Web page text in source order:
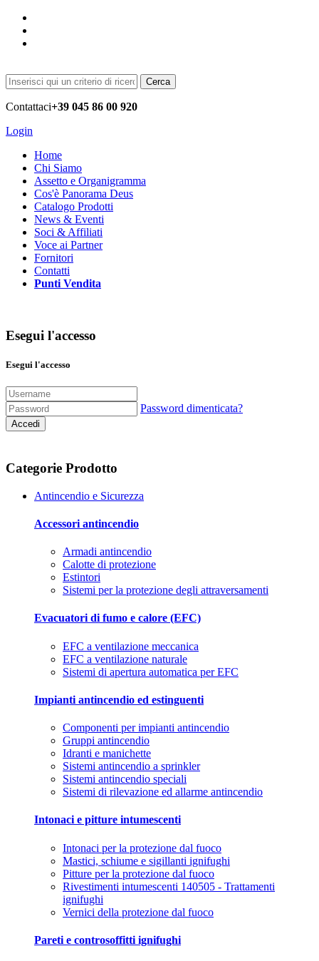
Cerca
Contattaci+39 045 86 00 920
Login
Home
Chi Siamo
Assetto e Organigramma
Cos'è Panorama Deus
Catalogo Prodotti
News & Eventi
Soci & Affiliati
Voce ai Partner
Fornitori
Contatti
Punti Vendita
Esegui l'accesso
Esegui l'accesso
Password dimenticata?
Accedi
Categorie Prodotto
Antincendio e Sicurezza
Accessori antincendio
Armadi antincendio
Calotte di protezione
Estintori
Sistemi per la protezione degli attraversamenti
Evacuatori di fumo e calore (EFC)
EFC a ventilazione meccanica
EFC a ventilazione naturale
Sistemi di apertura automatica per EFC
Impianti antincendio ed estinguenti
Componenti per impianti antincendio
Gruppi antincendio
Idranti e manichette
Sistemi antincendio a sprinkler
Sistemi antincendio speciali
Sistemi di rilevazione ed allarme antincendio
Intonaci e pitture intumescenti
Intonaci per la protezione dal fuoco
Mastici, schiume e sigillanti ignifughi
Pitture per la protezione dal fuoco
Rivestimenti intumescenti 140505 - Trattamenti
ignifughi
Vernici della protezione dal fuoco
Pareti e controsoffitti ignifughi